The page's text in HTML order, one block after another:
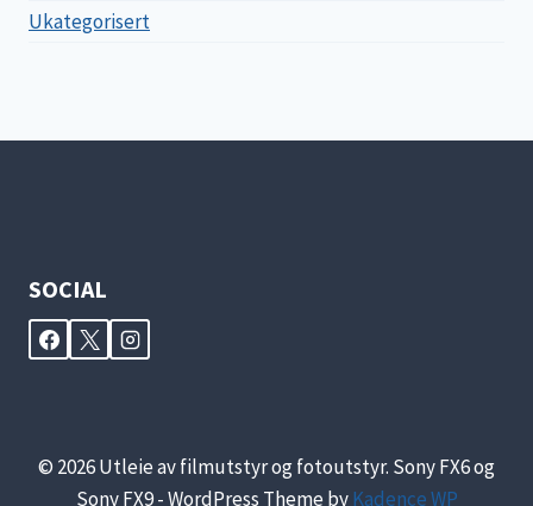
Ukategorisert
SOCIAL
© 2026 Utleie av filmutstyr og fotoutstyr. Sony FX6 og
Sony FX9 - WordPress Theme byKadence WP